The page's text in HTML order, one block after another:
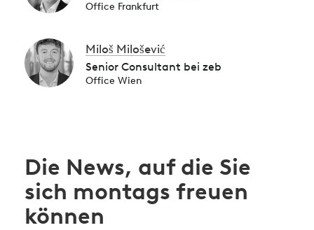
Office Frankfurt
Miloš Milošević
Senior Consultant bei zeb
Office Wien
Die News, auf die Sie
sich montags freuen
können